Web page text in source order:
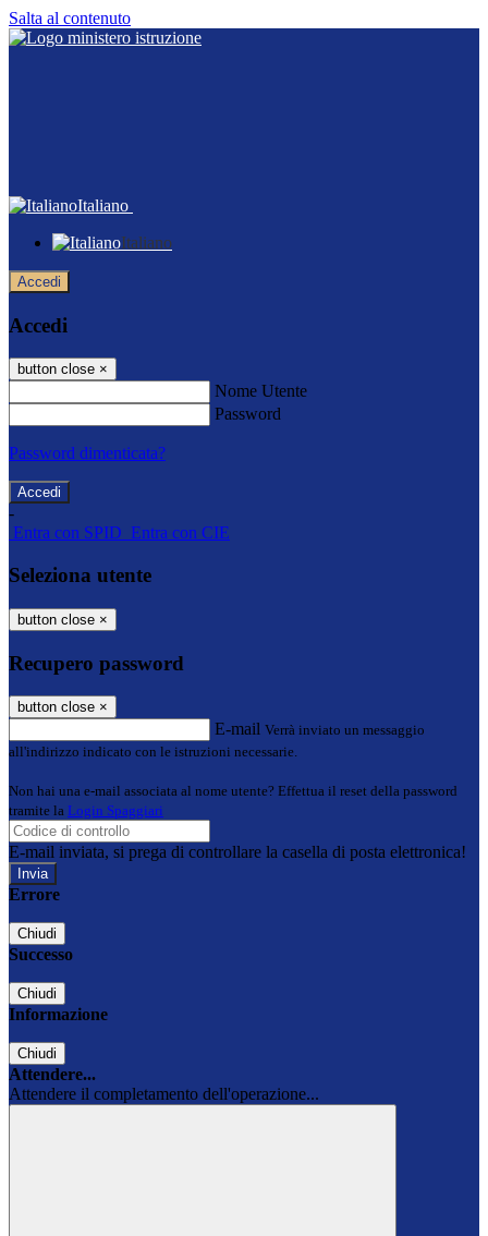
Salta al contenuto
Italiano
Italiano
Accedi
Accedi
button close ×
Nome Utente
Password
Password dimenticata?
-
Entra con SPID Entra con CIE
Seleziona utente
button close ×
Recupero password
button close ×
E-mail Verrà inviato un messaggio
all'indirizzo indicato con le istruzioni necessarie.
Non hai una e-mail associata al nome utente? Effettua il reset della password
tramite la Login Spaggiari
E-mail inviata, si prega di controllare la casella di posta elettronica!
Errore
Chiudi
Successo
Chiudi
Informazione
Chiudi
Attendere...
Attendere il completamento dell'operazione...